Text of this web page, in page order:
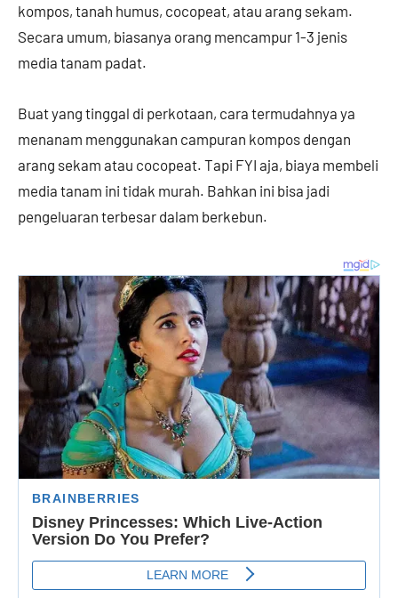
kompos, tanah humus, cocopeat, atau arang sekam.
Secara umum, biasanya orang mencampur 1-3 jenis
media tanam padat.
Buat yang tinggal di perkotaan, cara termudahnya ya
menanam menggunakan campuran kompos dengan
arang sekam atau cocopeat. Tapi FYI aja, biaya membeli
media tanam ini tidak murah. Bahkan ini bisa jadi
pengeluaran terbesar dalam berkebun.